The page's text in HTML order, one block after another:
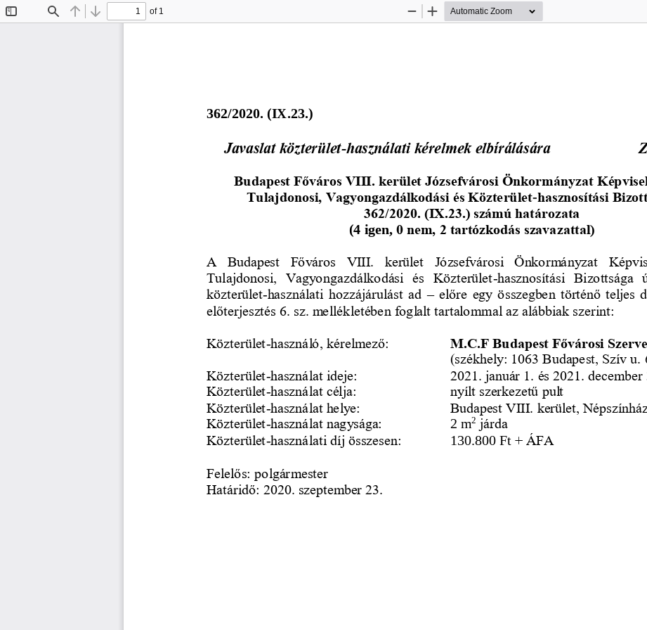
Find Previous
Next
of 1
Zoom
Zoom
362/2020. (IX.23.)
Javaslat közterület-használati kérelmek elbírálására
Budapest Főváros VIII. kerület Józsefvárosi Önkormányzat
Tulajdonosi, Vagyongazdálkodási és Közterület-hasznosítási
362/2020. (IX.23.) számú határozata
(4 igen, 0 nem, 2 tartózkodás szavazattal)
A  Budapest  Főváros  VIII.  kerület  Józsefvárosi  Önkormányzat
Tulajdonosi,  Vagyongazdálkodási  és  Közterület-hasznosítási  Bizottsága
közterület-használati hozzájárulást ad – előre egy összegben történő teljes
előterjesztés 6. sz. mellékletében foglalt tartalommal az alábbiak szerint:
Közterület-használó, kérelmező:
Közterület-használat ideje:
Közterület-használat célja:
Közterület-használat helye:
Közterület-használat nagysága:
Közterület-használati díj összesen:
M.C.F Budapest Fővárosi
(székhely: 1063 Budapest, Szív u.
2021. január 1. és 2021. december
nyílt szerkezetű pult
Budapest VIII. kerület,
2 m2 járda
130.800 Ft + ÁFA
Felelős: polgármester
Határidő: 2020. szeptember 23.